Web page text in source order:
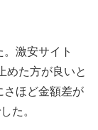
激安サイト
めた方が良いと
さほど金額差が
た。